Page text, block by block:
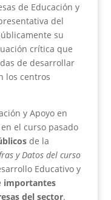
de Educación y
del
su
crítica que
de desarrollar
los centros
y Apoyo en
el curso pasado
de la
y Datos del curso
Educativo y
importantes
del sector.